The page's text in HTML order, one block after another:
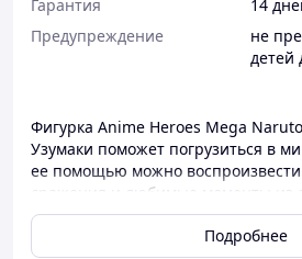
Гарантия
14
Предупреждение
не
детей
Фигурка Anime Heroes Mega
Узумаки поможет погрузиться в
ее помощью можно
сражения и любимые моменты из
подвижная, внешне идентична
Особенности фигурки Anime
Подробнее